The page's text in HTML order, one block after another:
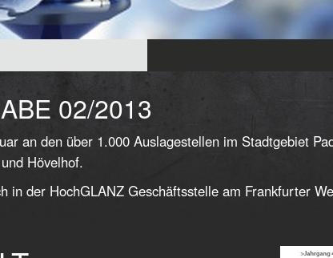
02/2013
an den über 1.000 Auslagestellen im Stadtgebiet
Hövelhof.
in der HochGLANZ Geschäftsstelle am Frankfurter